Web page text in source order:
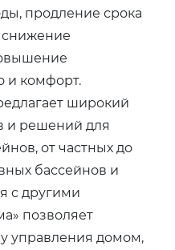
продление срока
и комфорт.
широкий
и решений для
от частных до
бассейнов и
с другими
позволяет
управления домом,